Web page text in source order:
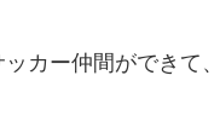
カー仲間ができて